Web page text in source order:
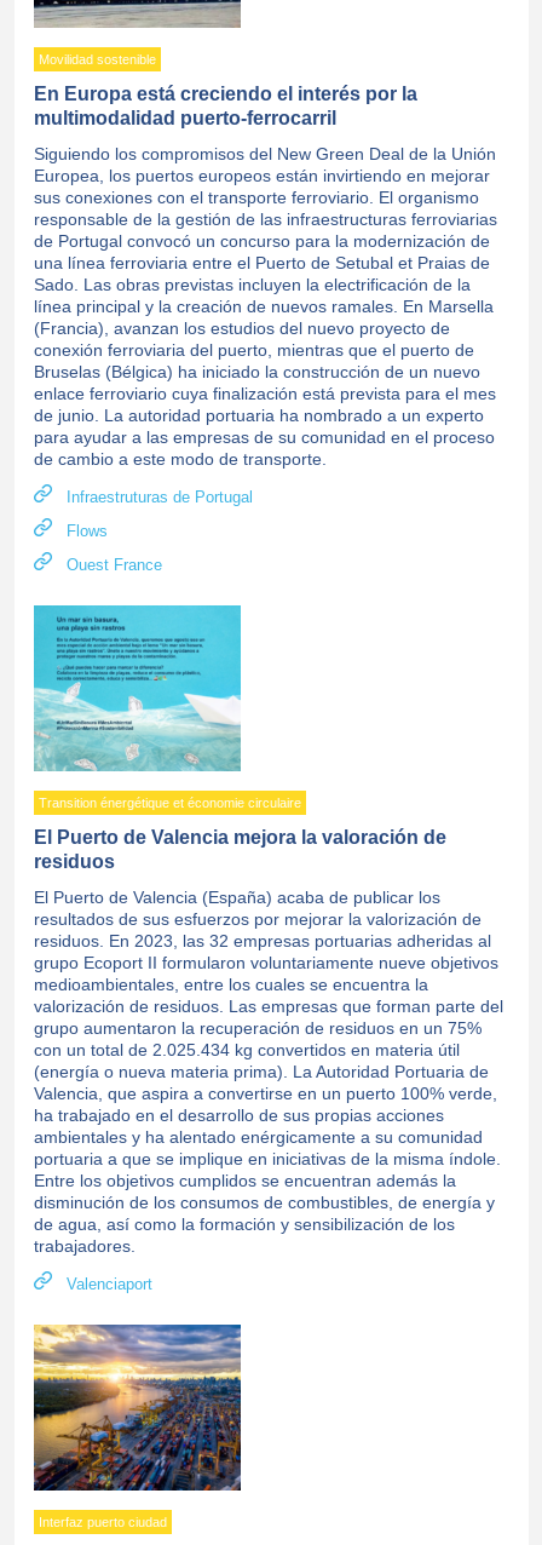
Movilidad sostenible
En Europa está creciendo el interés por la
multimodalidad puerto-ferrocarril
Siguiendo los compromisos del New Green Deal de la Unión
Europea, los puertos europeos están invirtiendo en mejorar
sus conexiones con el transporte ferroviario. El organismo
responsable de la gestión de las infraestructuras ferroviarias
de Portugal convocó un concurso para la modernización de
una línea ferroviaria entre el Puerto de Setubal et Praias de
Sado. Las obras previstas incluyen la electrificación de la
línea principal y la creación de nuevos ramales. En Marsella
(Francia), avanzan los estudios del nuevo proyecto de
conexión ferroviaria del puerto, mientras que el puerto de
Bruselas (Bélgica) ha iniciado la construcción de un nuevo
enlace ferroviario cuya finalización está prevista para el mes
de junio. La autoridad portuaria ha nombrado a un experto
para ayudar a las empresas de su comunidad en el proceso
de cambio a este modo de transporte.
Infraestruturas de Portugal
Flows
Ouest France
Transition énergétique et économie circulaire
El Puerto de Valencia mejora la valoración de
residuos
El Puerto de Valencia (España) acaba de publicar los
resultados de sus esfuerzos por mejorar la valorización de
residuos. En 2023, las 32 empresas portuarias adheridas al
grupo Ecoport II formularon voluntariamente nueve objetivos
medioambientales, entre los cuales se encuentra la
valorización de residuos. Las empresas que forman parte del
grupo aumentaron la recuperación de residuos en un 75%
con un total de 2.025.434 kg convertidos en materia útil
(energía o nueva materia prima). La Autoridad Portuaria de
Valencia, que aspira a convertirse en un puerto 100% verde,
ha trabajado en el desarrollo de sus propias acciones
ambientales y ha alentado enérgicamente a su comunidad
portuaria a que se implique en iniciativas de la misma índole.
Entre los objetivos cumplidos se encuentran además la
disminución de los consumos de combustibles, de energía y
de agua, así como la formación y sensibilización de los
trabajadores.
Valenciaport
Interfaz puerto ciudad